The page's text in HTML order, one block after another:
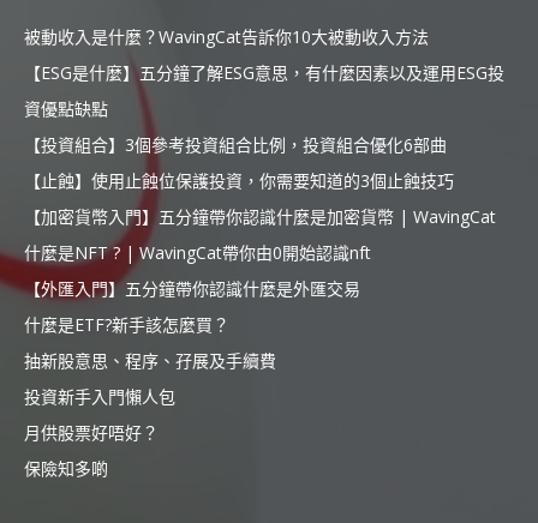
被動收入是什麼？WavingCat告訴你10大被動收入方法
【ESG是什麼】五分鐘了解ESG意思，有什麼因素以及運用ESG投
資優點缺點
【投資組合】3個參考投資組合比例，投資組合優化6部曲
【止蝕】使用止蝕位保護投資，你需要知道的3個止蝕技巧
【加密貨幣入門】五分鐘帶你認識什麼是加密貨幣 | WavingCat
什麼是NFT ? | WavingCat帶你由0開始認識nft
【外匯入門】五分鐘帶你認識什麼是外匯交易
什麼是ETF?新手該怎麼買？
抽新股意思、程序、孖展及手續費
投資新手入門懶人包
月供股票好唔好？
保險知多啲